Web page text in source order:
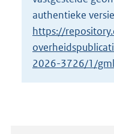
authentieke
https://
2026-3726/1/